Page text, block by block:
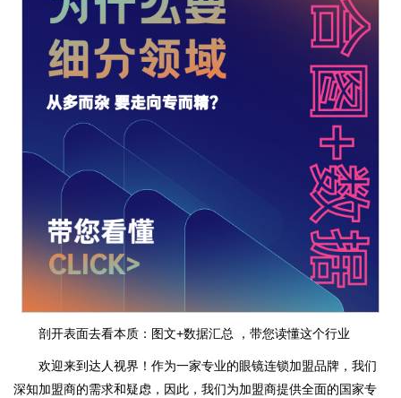
剖开表面去看本质：图文+数据汇总 ，带您读懂这个行业
欢迎来到达人视界！作为一家专业的眼镜连锁加盟品牌，我们
深知加盟商的需求和疑虑，因此，我们为加盟商提供全面的国家专